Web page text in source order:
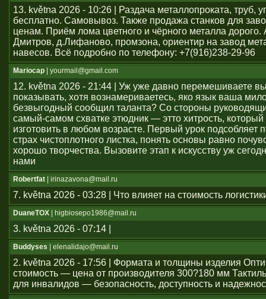
13. května 2026 - 10:26 | Раздача металлопроката, труб,
бесплатно. Самовывоз. Также продажа станков для
ценам. Приём лома цветного и чёрного металла дорого.
Дмитров, д.Лифаново, промзона, ориентир на завод
навесов. Всё подробно по телефону: +7(916)238-29-96
Mariocap | yourmail@gmail.com
12. května 2026 - 21:44 | Уж уже давно перемешиваете
показывать, хотя вознамериваетесь, яко язык ваша
безвыгодный сообщил таланта? Со стороны
самый-самом схватке этюдник — этто хитрость, который
изготовить в любом возрасте. Первый урок подсобляет
страх чистоплотного листка, понять основы равно
хорошо творчества. Вызовите этап к искусству уж
нами
Robertfat | irinazavona@mail.ru
7. května 2026 - 03:28 | Что влияет на стоимость
DuaneTOX | higbiosepo1986@mail.ru
3. května 2026 - 07:14 |
Buddyses | elenalidajo@mail.ru
2. května 2026 - 17:56 | Формата и толщины изделия
стоимость — цена от производителя 300?180 мм
для инвалидов — безопасность, доступность и